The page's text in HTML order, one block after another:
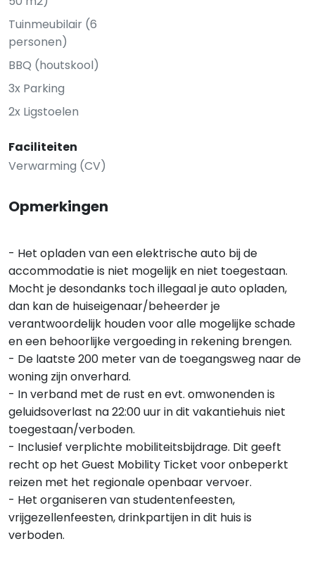
Tuinmeubilair (6
personen)
BBQ (houtskool)
3x Parking
2x Ligstoelen
Faciliteiten
Verwarming (CV)
Opmerkingen
- Het opladen van een elektrische auto bij de
accommodatie is niet mogelijk en niet toegestaan.
Mocht je desondanks toch illegaal je auto opladen,
dan kan de huiseigenaar/beheerder je
verantwoordelijk houden voor alle mogelijke schade
en een behoorlijke vergoeding in rekening brengen.
- De laatste 200 meter van de toegangsweg naar de
woning zijn onverhard.
- In verband met de rust en evt. omwonenden is
geluidsoverlast na 22:00 uur in dit vakantiehuis niet
toegestaan/verboden.
- Inclusief verplichte mobiliteitsbijdrage. Dit geeft
recht op het Guest Mobility Ticket voor onbeperkt
reizen met het regionale openbaar vervoer.
- Het organiseren van studentenfeesten,
vrijgezellenfeesten, drinkpartijen in dit huis is
verboden.